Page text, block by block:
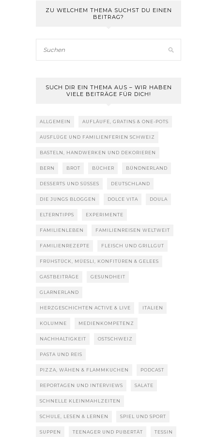
ZU WELCHEM THEMA SUCHST DU EINEN
BEITRAG?
SUCH DIR EIN THEMA AUS – WIR HABEN
VIELE BEITRÄGE FÜR DICH!
ALLGEMEIN AUFLÄUFE, GRATINS & ONE-POTS
AUSFLÜGE UND FAMILIENFERIEN SCHWEIZ
BASTELN, HANDWERKEN UND DEKORIEREN
BERN BROT BÜCHER BÜNDNERLAND
DESSERTS UND SÜSSES DEUTSCHLAND
DIE JUNGS BLOGGEN DOLCE VITA DOULA
ELTERNTIPPS EXPERIMENTE
FAMILIENLEBEN FAMILIENREISEN WELTWEIT
FAMILIENREZEPTE FLEISCH UND GRILLGUT
FRÜHSTÜCK, MÜESLI, KONFITÜREN & GELEES
GASTBEITRÄGE GESUNDHEIT
GLARNERLAND
HERZGESCHICHTEN ACTIVE & LIVE ITALIEN
KOLUMNE MEDIENKOMPETENZ
NACHHALTIGKEIT OSTSCHWEIZ
PASTA UND REIS
PIZZA, WÄHEN & FLAMMKUCHEN PODCAST
REPORTAGEN UND INTERVIEWS SALATE
SCHNELLE KLEINMAHLZEITEN
SCHULE, LESEN & LERNEN SPIEL UND SPORT
SUPPEN TEENAGER UND PUBERTÄT TESSIN